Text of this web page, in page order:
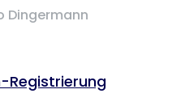
Dingermann
Registrierung